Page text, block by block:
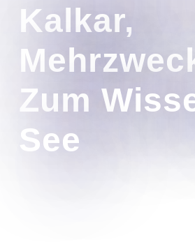
Kalkar,
Zum
See